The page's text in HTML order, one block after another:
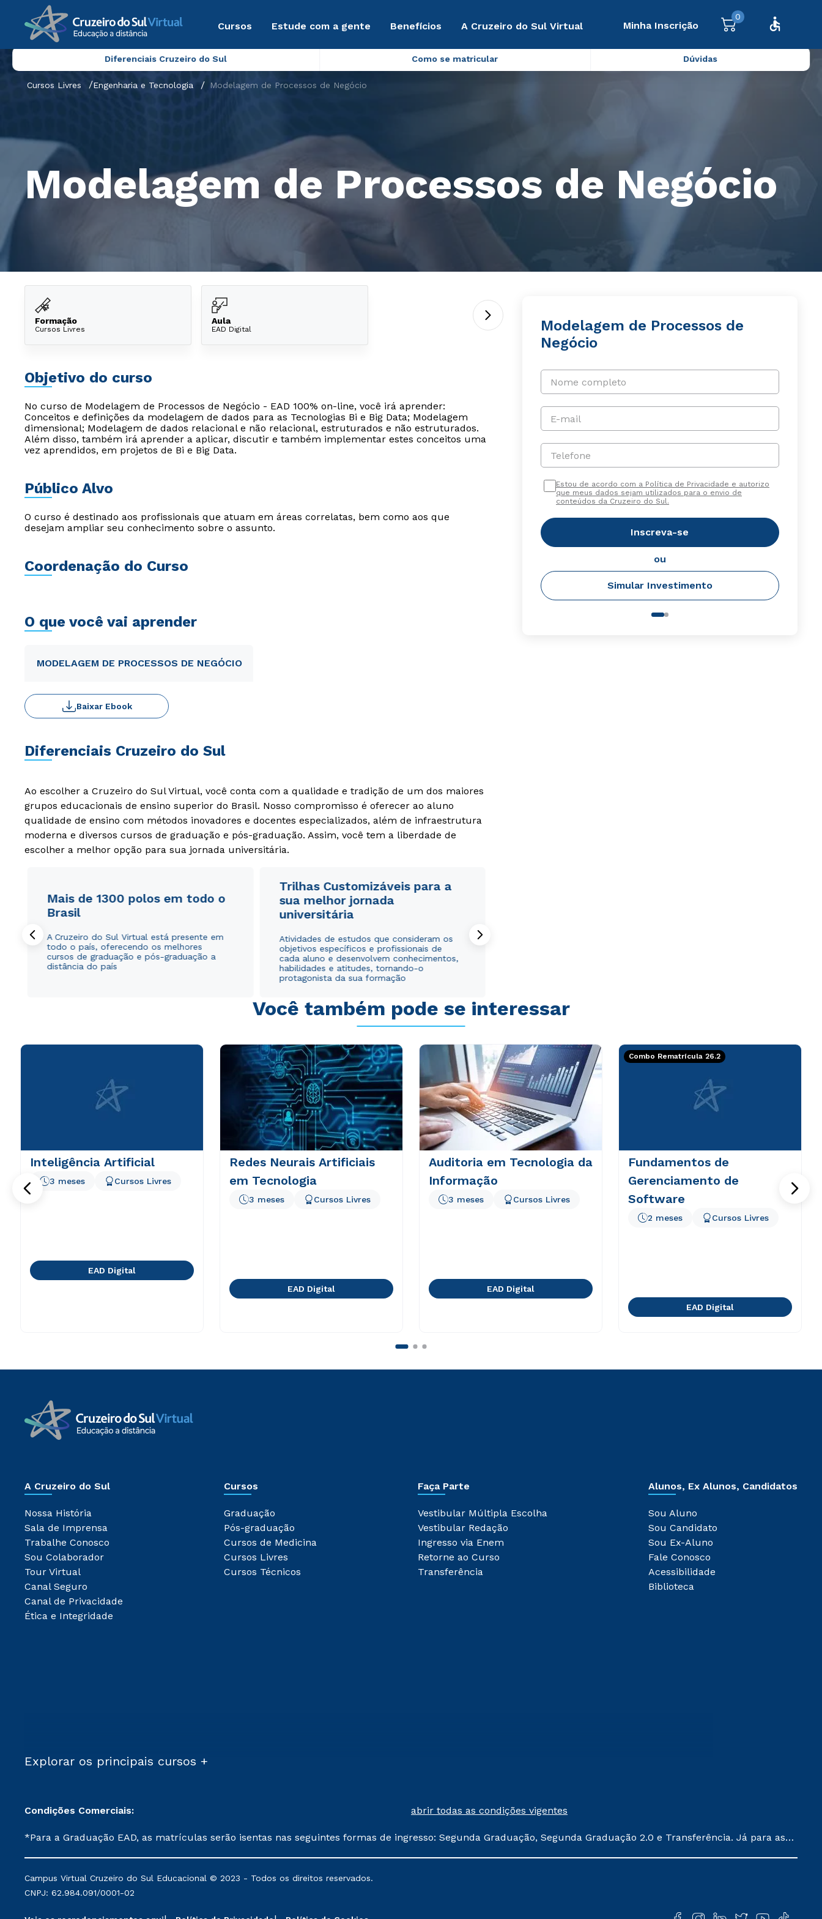
Cursos Estude com a gente Benefícios A Cruzeiro do Sul Virtual Minha Inscrição
0
Diferenciais Cruzeiro do Sul Como se matricular Dúvidas
Cursos Livres Engenharia e Tecnologia Modelagem de Processos de Negócio
Modelagem de Processos de Negócio
Formação
Cursos Livres
Aula
EAD Digital
Objetivo do curso
No curso de Modelagem de Processos de Negócio - EAD 100% on-line, você irá aprender:
Conceitos e definições da modelagem de dados para as Tecnologias Bi e Big Data; Modelagem
dimensional; Modelagem de dados relacional e não relacional, estruturados e não estruturados.
Além disso, também irá aprender a aplicar, discutir e também implementar estes conceitos uma
vez aprendidos, em projetos de Bi e Big Data.
Público Alvo
O curso é destinado aos profissionais que atuam em áreas correlatas, bem como aos que
desejam ampliar seu conhecimento sobre o assunto.
Coordenação do Curso
O que você vai aprender
MODELAGEM DE PROCESSOS DE NEGÓCIO
Baixar Ebook
Diferenciais Cruzeiro do Sul
Ao escolher a Cruzeiro do Sul Virtual, você conta com a qualidade e tradição de um dos maiores
grupos educacionais de ensino superior do Brasil. Nosso compromisso é oferecer ao aluno
qualidade de ensino com métodos inovadores e docentes especializados, além de infraestrutura
moderna e diversos cursos de graduação e pós-graduação. Assim, você tem a liberdade de
escolher a melhor opção para sua jornada universitária.
Mais de 1300 polos em todo o
Brasil
A Cruzeiro do Sul Virtual está presente em
todo o país, oferecendo os melhores
cursos de graduação e pós-graduação a
distância do país
Trilhas Customizáveis para a
sua melhor jornada
universitária
Atividades de estudos que consideram os
objetivos específicos e profissionais de
cada aluno e desenvolvem conhecimentos,
habilidades e atitudes, tornando-o
protagonista da sua formação
Modelagem de Processos de
Negócio
Nome completo
E-mail
Telefone
Estou de acordo com a Política de Privacidade e autorizo
que meus dados sejam utilizados para o envio de
conteúdos da Cruzeiro do Sul.
Inscreva-se
ou
Simular Investimento
Você também pode se interessar
Inteligência Artificial
3 meses Cursos Livres
EAD Digital
Redes Neurais Artificiais
em Tecnologia
3 meses Cursos Livres
EAD Digital
Auditoria em Tecnologia da
Informação
3 meses Cursos Livres
EAD Digital
Combo Rematrícula 26.2
Fundamentos de
Gerenciamento de
Software
2 meses Cursos Livres
EAD Digital
A Cruzeiro do Sul
Nossa História
Sala de Imprensa
Trabalhe Conosco
Sou Colaborador
Tour Virtual
Canal Seguro
Canal de Privacidade
Ética e Integridade
Cursos
Graduação
Pós-graduação
Cursos de Medicina
Cursos Livres
Cursos Técnicos
Faça Parte
Vestibular Múltipla Escolha
Vestibular Redação
Ingresso via Enem
Retorne ao Curso
Transferência
Alunos, Ex Alunos, Candidatos
Sou Aluno
Sou Candidato
Sou Ex-Aluno
Fale Conosco
Acessibilidade
Biblioteca
Explorar os principais cursos +
Condições Comerciais: abrir todas as condições vigentes
*Para a Graduação EAD, as matrículas serão isentas nas seguintes formas de ingresso: Segunda Graduação, Segunda Graduação 2.0 e Transferência. Já para as
mantidos conforme negociação. Descontos institucionais poderão sofrer alterações nos períodos de rematrícula conforme exposto no contrato de prestação de
serviços.
Campus Virtual Cruzeiro do Sul Educacional © 2023 - Todos os direitos reservados.
CNPJ: 62.984.091/0001-02
Rápido e fácil
ou
autorizo que meus dados sejam utilizados para o
envio de conteúdos da Cruzeiro do Sul.
Rápido e fácil
ou
autorizo que meus dados sejam utilizados para o
envio de conteúdos da Cruzeiro do Sul.